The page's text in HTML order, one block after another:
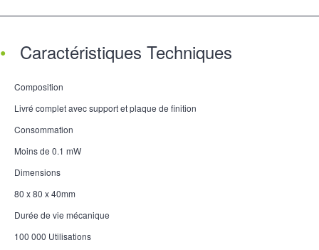
Caractéristiques Techniques
Composition
Livré complet avec support et plaque de finition
Consommation
Moins de 0.1 mW
Dimensions
80 x 80 x 40mm
Durée de vie mécanique
100 000 Utilisations